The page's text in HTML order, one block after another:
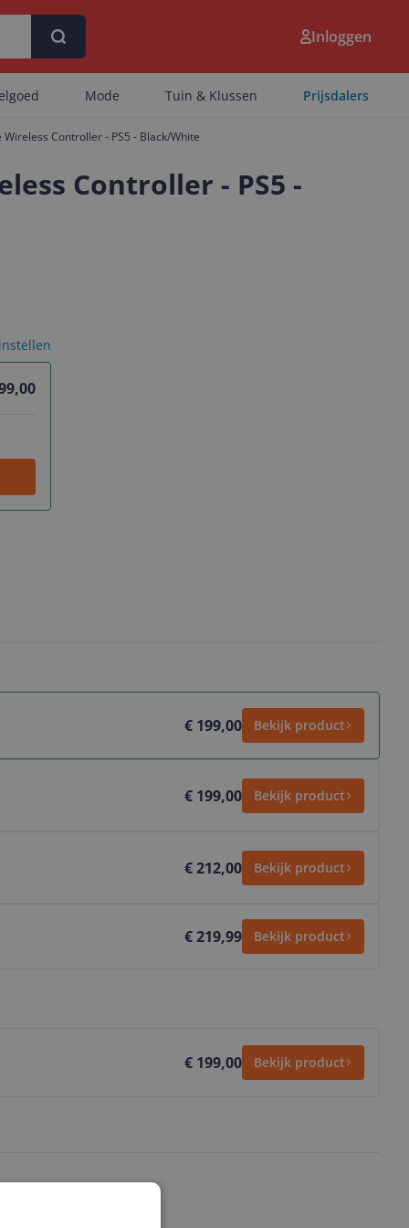
Inloggen
Mode Tuin & Klussen Prijsdalers
Controller - PS5 - Black/White
Controller - PS5 -
€ 199,00 Bekijk product
€ 199,00 Bekijk product
€ 212,00 Bekijk product
€ 219,99 Bekijk product
€ 199,00 Bekijk product